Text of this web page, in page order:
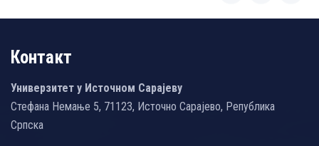
Контакт
Универзитет у Источном Сарајеву
Стефана Немање 5, 71123, Источно Сарајево, Република
Српска